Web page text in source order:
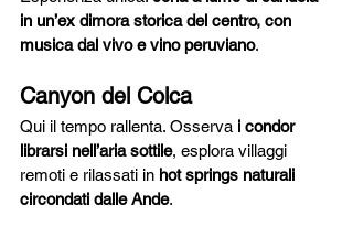
in un’ex dimora storica del centro, con
musica dal vivo e vino peruviano.
Canyon del Colca
Qui il tempo rallenta. Osserva i condor
librarsi nell’aria sottile, esplora villaggi
remoti e rilassati in hot springs naturali
circondati dalle Ande.